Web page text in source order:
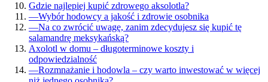
Gdzie najlepiej kupić zdrowego aksolotla?
—Wybór hodowcy a jakość i zdrowie osobnika
—Na co zwrócić uwagę, zanim zdecydujesz się kupić tę
salamandrę meksykańską?
Axolotl w domu – długoterminowe koszty i
odpowiedzialność
—Rozmnażanie i hodowla – czy warto inwestować w więcej